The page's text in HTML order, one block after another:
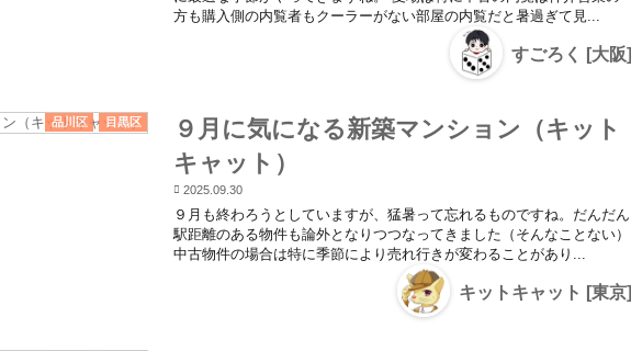
方も購入側の内覧者もクーラーがない部屋の内覧だと暑過ぎて見...
すごろく [大阪]
品川区 目黒区
９月に気になる新築マンション（キット
キャット）
2025.09.30
９月も終わろうとしていますが、猛暑って忘れるものですね。だんだん
駅距離のある物件も論外となりつつなってきました（そんなことない）
中古物件の場合は特に季節により売れ行きが変わることがあり...
キットキャット [東京]